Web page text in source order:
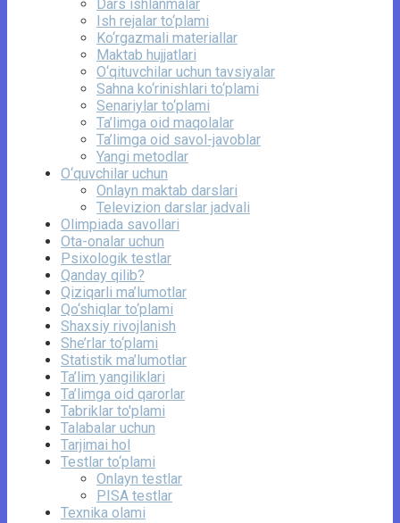
Dars ishlanmalar
Ish rejalar to‘plami
Ko‘rgazmali materiallar
Maktab hujjatlari
O‘qituvchilar uchun tavsiyalar
Sahna ko‘rinishlari to‘plami
Senariylar to‘plami
Ta’limga oid maqolalar
Ta’limga oid savol-javoblar
Yangi metodlar
O‘quvchilar uchun
Onlayn maktab darslari
Televizion darslar jadvali
Olimpiada savollari
Ota-onalar uchun
Psixologik testlar
Qanday qilib?
Qiziqarli ma’lumotlar
Qo‘shiqlar to‘plami
Shaxsiy rivojlanish
She’rlar to‘plami
Statistik ma’lumotlar
Ta’lim yangiliklari
Ta’limga oid qarorlar
Tabriklar to'plami
Talabalar uchun
Tarjimai hol
Testlar to‘plami
Onlayn testlar
PISA testlar
Texnika olami